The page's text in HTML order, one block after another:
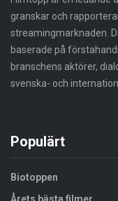
granskar och
streamingmarknaden.
baserade på
branschens aktörer,
svenska- och
Populärt
Biotoppen
Årets bästa filmer